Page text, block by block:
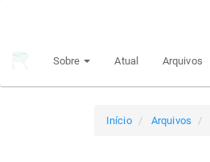
principal
Sobre Atual Arquivos
Início Arquivos